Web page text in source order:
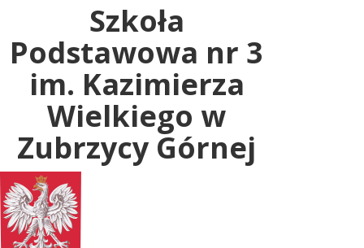
Szkoła
Podstawowa nr 3
im. Kazimierza
Wielkiego w
Zubrzycy Górnej